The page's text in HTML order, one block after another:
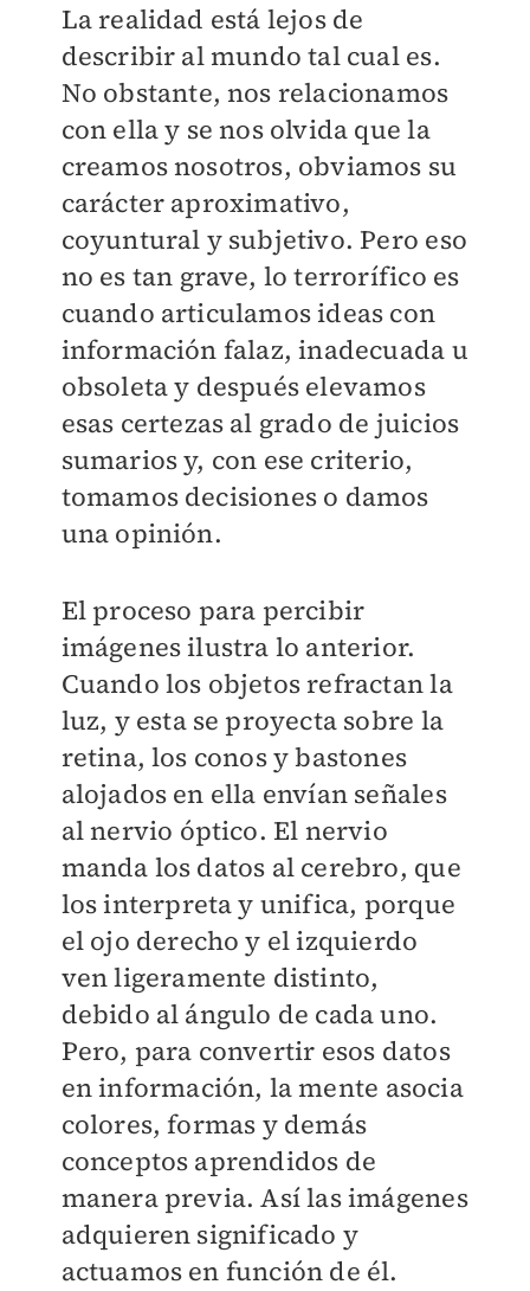
La realidad está lejos de
describir al mundo tal cual es.
No obstante, nos relacionamos
con ella y se nos olvida que la
creamos nosotros, obviamos su
carácter aproximativo,
coyuntural y subjetivo. Pero eso
no es tan grave, lo terrorífico es
cuando articulamos ideas con
información falaz, inadecuada u
obsoleta y después elevamos
esas certezas al grado de juicios
sumarios y, con ese criterio,
tomamos decisiones o damos
una opinión.
El proceso para percibir
imágenes ilustra lo anterior.
Cuando los objetos refractan la
luz, y esta se proyecta sobre la
retina, los conos y bastones
alojados en ella envían señales
al nervio óptico. El nervio
manda los datos al cerebro, que
los interpreta y unifica, porque
el ojo derecho y el izquierdo
ven ligeramente distinto,
debido al ángulo de cada uno.
Pero, para convertir esos datos
en información, la mente asocia
colores, formas y demás
conceptos aprendidos de
manera previa. Así las imágenes
adquieren significado y
actuamos en función de él.